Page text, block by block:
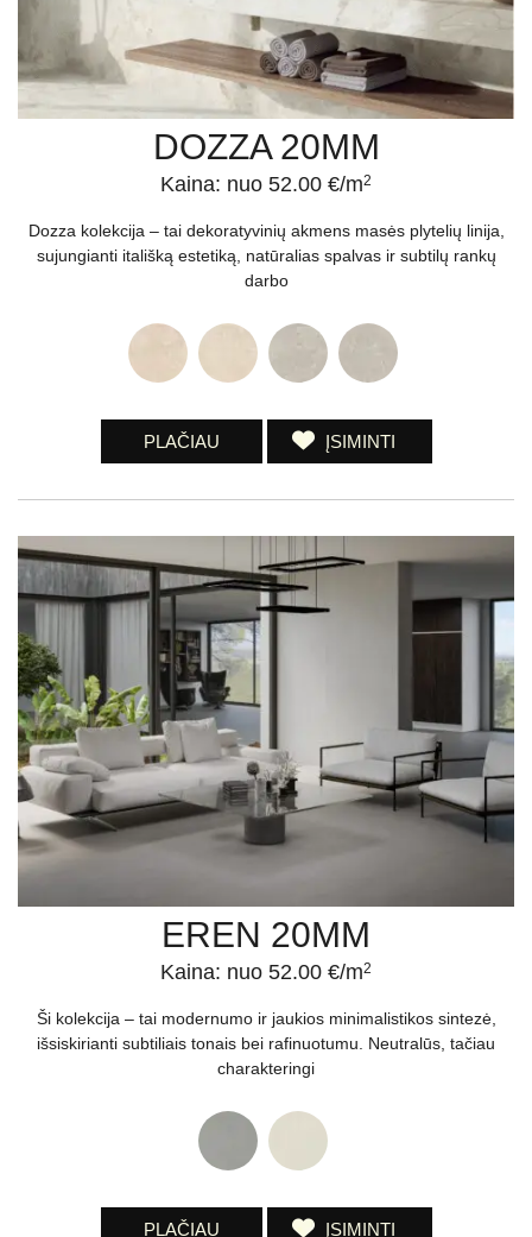
DOZZA 20MM
Kaina: nuo 52.00 €/m2
Dozza kolekcija – tai dekoratyvinių akmens masės plytelių linija,
sujungianti itališką estetiką, natūralias spalvas ir subtilų rankų
darbo
PLAČIAU ĮSIMINTI
EREN 20MM
Kaina: nuo 52.00 €/m2
Ši kolekcija – tai modernumo ir jaukios minimalistikos sintezė,
išsiskirianti subtiliais tonais bei rafinuotumu. Neutralūs, tačiau
charakteringi
PLAČIAU ĮSIMINTI